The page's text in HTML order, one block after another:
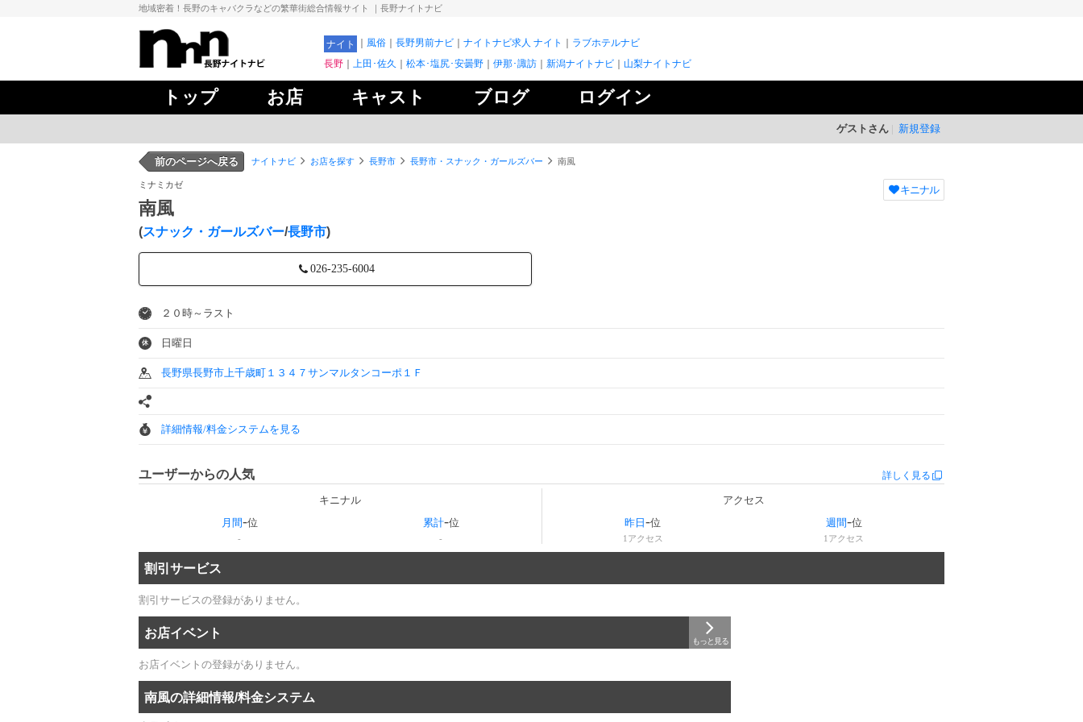
地域密着！長野のキャバクラなどの繁華街総合情報サイト ｜長野ナイトナビ
ナイト 風俗 長野男前ナビ ナイトナビ求人 ナイト
ラブホテルナビ
長野
上田･佐久 松本･塩尻･安曇野 伊那･諏訪 新潟ナイトナビ 山梨ナイトナビ
トップ お店 キャスト ブログ ログイン
ゲストさん 新規登録
前のページへ戻る ナイトナビ お店を探す 長野市 長野市・スナック・ガールズバー 南風
ミナミカゼ
南風
(スナック・ガールズバー/長野市)
キニナル
026-235-6004
２０時～ラスト
休 日曜日
長野県長野市上千歳町１３４７サンマルタンコーポ１Ｆ
詳細情報/料金システムを見る
ユーザーからの人気 詳しく見る
キニナル
月間-位
-
累計-位
-
アクセス
昨日-位
1 アクセス
週間-位
1 アクセス
割引サービス
割引サービスの登録がありません。
お店イベント
お店イベントの登録がありません。
南風の詳細情報/料金システム